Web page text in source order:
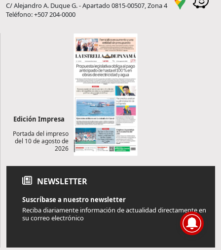
C/ Alejandro A. Duque G. - Apartado 0815-00507, Zona 4
Teléfono: +507 204-0000
Edición Impresa
Portada del impreso
del 10 de agosto de
2026
NEWSLETTER
Suscríbase a nuestro newsletter
Reciba diariamente información de actualidad directamente en
su correo electrónico